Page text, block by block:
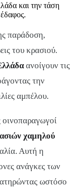
και την τάση
παράδοση,
του κρασιού.
ανοίγουν τις
την
αμπέλου.
χαμηλού
Αυτή η
ανάγκες των
ωστόσο